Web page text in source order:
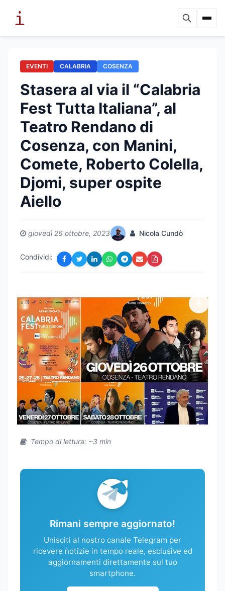
EVENTI CALABRIA COSENZA
Stasera al via il “Calabria
Fest Tutta Italiana”, al
Teatro Rendano di
Cosenza, con Manini,
Comete, Roberto Colella,
Djomi, super ospite
Aiello
giovedì 26 ottobre, 2023 Nicola Cundò
Condividi:
Tempo di lettura: ~3 min
Rimani sempre aggiornato!
Unisciti al nostro canale Telegram per
ricevere notizie in tempo reale, esclusive ed
aggiornamenti direttamente sul tuo
smartphone.